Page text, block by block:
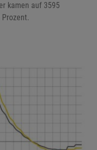
kamen auf 3595
Prozent.